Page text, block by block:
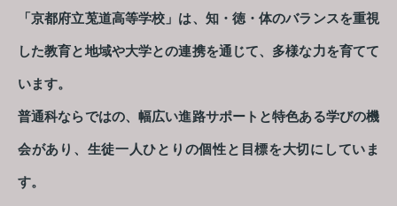
「京都府立莵道高等学校」は、知・徳・体のバランスを重視
した教育と地域や大学との連携を通じて、多様な力を育てて
います。
普通科ならではの、幅広い進路サポートと特色ある学びの機
会があり、生徒一人ひとりの個性と目標を大切にしていま
す。